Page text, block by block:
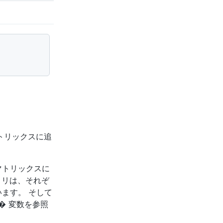
ックスに追
リックスに
は、それぞ
す。 そして
変数を参照